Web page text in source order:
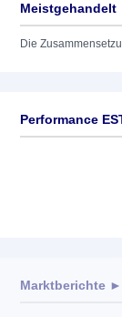
Meistgehandelt
Die
Performance
Marktberichte ►